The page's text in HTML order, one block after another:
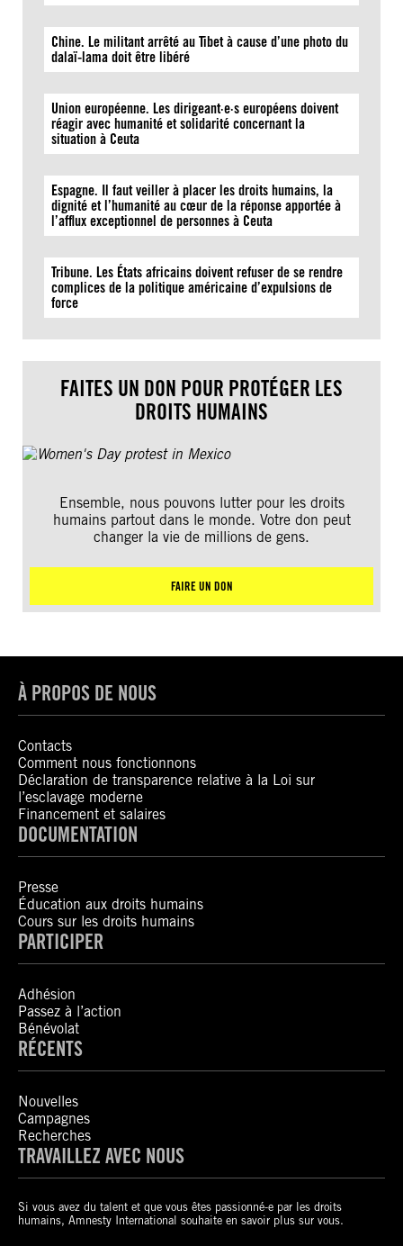
Chine. Le militant arrêté au Tibet à cause d’une photo du
dalaï-lama doit être libéré
Union européenne. Les dirigeant·e·s européens doivent
réagir avec humanité et solidarité concernant la
situation à Ceuta
Espagne. Il faut veiller à placer les droits humains, la
dignité et l’humanité au cœur de la réponse apportée à
l’afflux exceptionnel de personnes à Ceuta
Tribune. Les États africains doivent refuser de se rendre
complices de la politique américaine d’expulsions de
force
FAITES UN DON POUR PROTÉGER LES
DROITS HUMAINS
Ensemble, nous pouvons lutter pour les droits
humains partout dans le monde. Votre don peut
changer la vie de millions de gens.
FAIRE UN DON
À PROPOS DE NOUS
Contacts
Comment nous fonctionnons
Déclaration de transparence relative à la Loi sur
l’esclavage moderne
Financement et salaires
DOCUMENTATION
Presse
Éducation aux droits humains
Cours sur les droits humains
PARTICIPER
Adhésion
Passez à l’action
Bénévolat
RÉCENTS
Nouvelles
Campagnes
Recherches
TRAVAILLEZ AVEC NOUS
Si vous avez du talent et que vous êtes passionné-e par les droits
humains, Amnesty International souhaite en savoir plus sur vous.